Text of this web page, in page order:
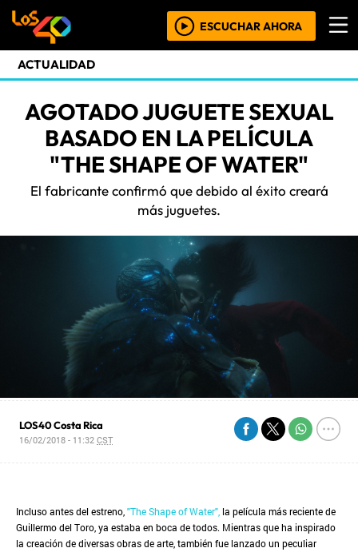
ESCUCHAR AHORA
ACTUALIDAD
AGOTADO JUGUETE SEXUAL
BASADO EN LA PELÍCULA
"THE SHAPE OF WATER"
El fabricante confirmó que debido al éxito creará
más juguetes.
LOS40 Costa Rica
16/02/2018 - 11:32CST
Incluso antes del estreno, "The Shape of Water", la película más reciente de
Guillermo del Toro, ya estaba en boca de todos. Mientras que ha inspirado
la creación de diversas obras de arte, también fue lanzado un peculiar